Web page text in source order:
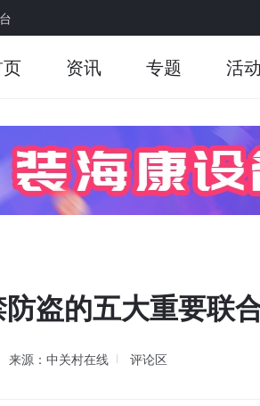
资讯 专题 活动
盗的五大重要联
来源：中关村在线 评论区